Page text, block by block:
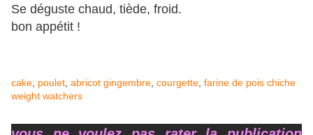
Se déguste chaud, tiède, froid.
bon appétit !
cake poulet abricot gingembre courgette farine de pois chiche
weight watchers